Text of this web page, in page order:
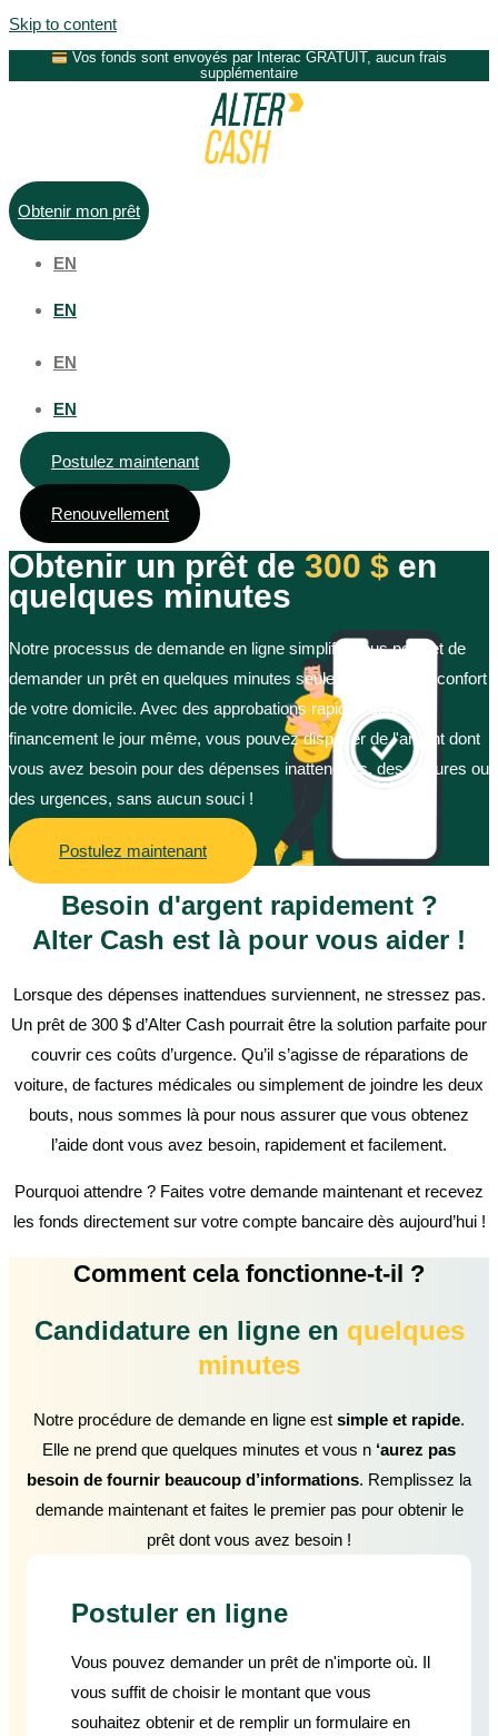
Skip to content
Vos fonds sont envoyés par Interac GRATUIT, aucun frais
supplémentaire
Obtenir mon prêt
EN
EN
EN
EN
Postulez maintenant
Renouvellement
Obtenir un prêt de 300 $ en
quelques minutes
Notre processus de demande en ligne simplifié vous permet de
demander un prêt en quelques minutes seulement, dans le confort
de votre domicile. Avec des approbations rapides et un
financement le jour même, vous pouvez disposer de l'argent dont
vous avez besoin pour des dépenses inattendues, des factures ou
des urgences, sans aucun souci !
Postulez maintenant
Besoin d'argent rapidement ?
Alter Cash est là pour vous aider !
Lorsque des dépenses inattendues surviennent, ne stressez pas.
Un prêt de 300 $ d’Alter Cash pourrait être la solution parfaite pour
couvrir ces coûts d’urgence. Qu’il s’agisse de réparations de
voiture, de factures médicales ou simplement de joindre les deux
bouts, nous sommes là pour nous assurer que vous obtenez
l’aide dont vous avez besoin, rapidement et facilement.
Pourquoi attendre ? Faites votre demande maintenant et recevez
les fonds directement sur votre compte bancaire dès aujourd’hui !
Comment cela fonctionne-t-il ?
Candidature en ligne en quelques
minutes
Notre procédure de demande en ligne est simple et rapide.
Elle ne prend que quelques minutes et vous n ‘aurez pas
besoin de fournir beaucoup d’informations. Remplissez la
demande maintenant et faites le premier pas pour obtenir le
prêt dont vous avez besoin !
Postuler en ligne
Vous pouvez demander un prêt de n'importe où. Il
vous suffit de choisir le montant que vous
souhaitez obtenir et de remplir un formulaire en